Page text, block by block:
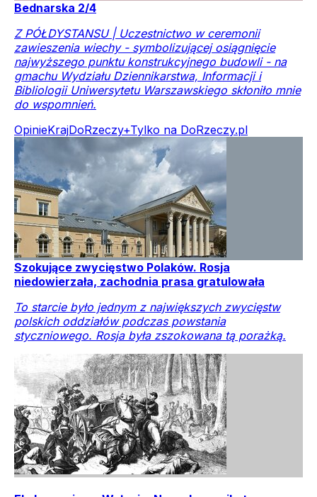
Bednarska 2/4
Z PÓŁDYSTANSU | Uczestnictwo w ceremonii
zawieszenia wiechy - symbolizującej osiągnięcie
najwyższego punktu konstrukcyjnego budowli - na
gmachu Wydziału Dziennikarstwa, Informacji i
Bibliologii Uniwersytetu Warszawskiego skłoniło mnie
do wspomnień.
OpinieKrajDoRzeczy+Tylko na DoRzeczy.pl
Szokujące zwycięstwo Polaków. Rosja
niedowierzała, zachodnia prasa gratulowała
To starcie było jednym z największych zwycięstw
polskich oddziałów podczas powstania
styczniowego. Rosja była zszokowana tą porażką.